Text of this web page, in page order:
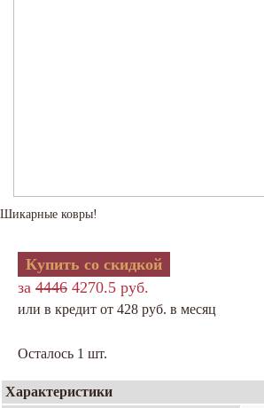
Шикарные ковры!
Купить со скидкой
за 4446 4270.5 руб.
или в кредит от 428 руб. в месяц
Осталось 1 шт.
Характеристики